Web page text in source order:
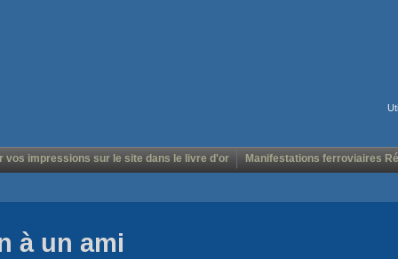
vos impressions sur le site dans le livre d'or Manifestations ferroviaires
à un ami